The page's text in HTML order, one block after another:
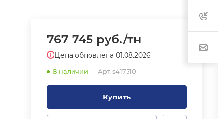
767 745 руб./тн
Цена обновлена 01.08.2026
В наличии Арт. s417510
Купить